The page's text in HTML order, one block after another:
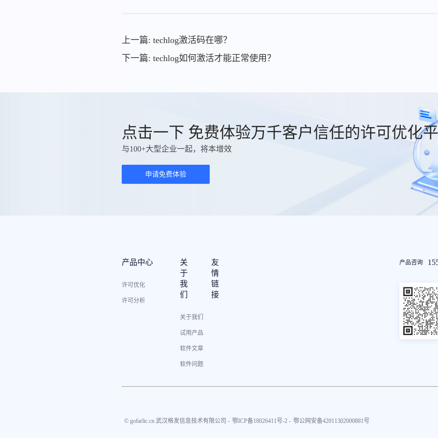
上一篇: techlog激活码在哪？
下一篇: techlog如何激活才能正常使用？
点击一下 免费体验万千客户信任的许可优化
与100+大型企业一起，将本增效
申请免费体验
产品中心
许可优化
许可分析
关
于
我
们
关于我们
试用产品
软件文章
软件问题
友
情
链
接
产品咨询
© gofarlic.cn 武汉格发信息技术有限公司 - 鄂ICP备18026411号-2 - 鄂公网安备42011302000881号